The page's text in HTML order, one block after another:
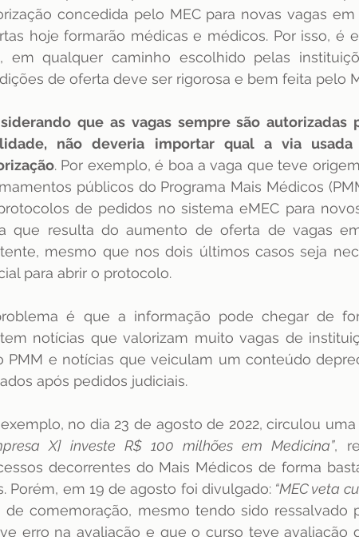
Medicina STF Justiça pos-graduação
Jurisprudência ENAMED avaliação
concedida pelo MEC para novas vagas
hoje formarão médicas e médicos. Por isso, é
em qualquer caminho escolhido pelas
de oferta deve ser rigorosa e bem feita pelo
que as vagas sempre são autorizadas
não deveria importar qual a via
. Por exemplo, é boa a vaga que teve
públicos do Programa Mais Médicos
de pedidos no sistema eMEC para
que resulta do aumento de oferta de vagas
mesmo que nos dois últimos casos seja
para abrir o protocolo.
é que a informação pode chegar de
notícias que valorizam muito vagas de
PMM e notícias que veiculam um conteúdo
após pedidos judiciais.
X] investe R$ 100 milhões em Medicina”,
decorrentes do Mais Médicos de forma
Porém, em 19 de agosto foi divulgado: “MEC veta
de comemoração, mesmo tendo sido ressalvado
erro na avaliação e que o curso teve avaliação